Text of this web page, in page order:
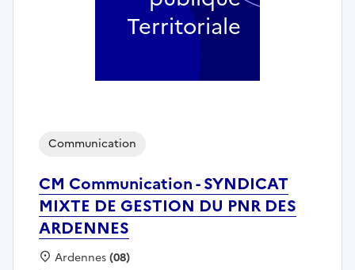
CM Communication - SYNDICAT
MIXTE DE GESTION DU PNR DES
ARDENNES
Communication
Localisation :
Ardennes(08)
Territoriale